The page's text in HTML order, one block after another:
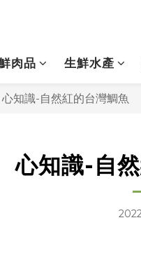
肉品 生鮮水產
心知識-自然紅的台灣鯛魚
心知識-自